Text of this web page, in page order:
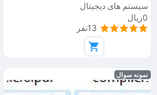
سیستم های دیجیتال
0ریال
13نفر
نمونه سوال